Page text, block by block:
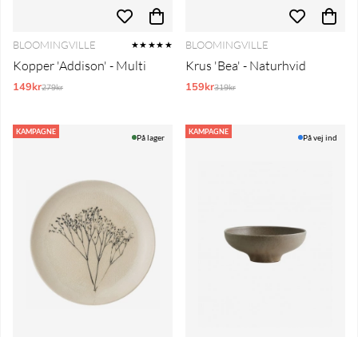
BLOOMINGVILLE ★★★★★
Kopper 'Addison' - Multi
149krNormalpris:
279kr
BLOOMINGVILLE
Krus 'Bea' - Naturhvid
159krNormalpris:
319kr
KAMPAGNE
På lager
KAMPAGNE
På vej ind